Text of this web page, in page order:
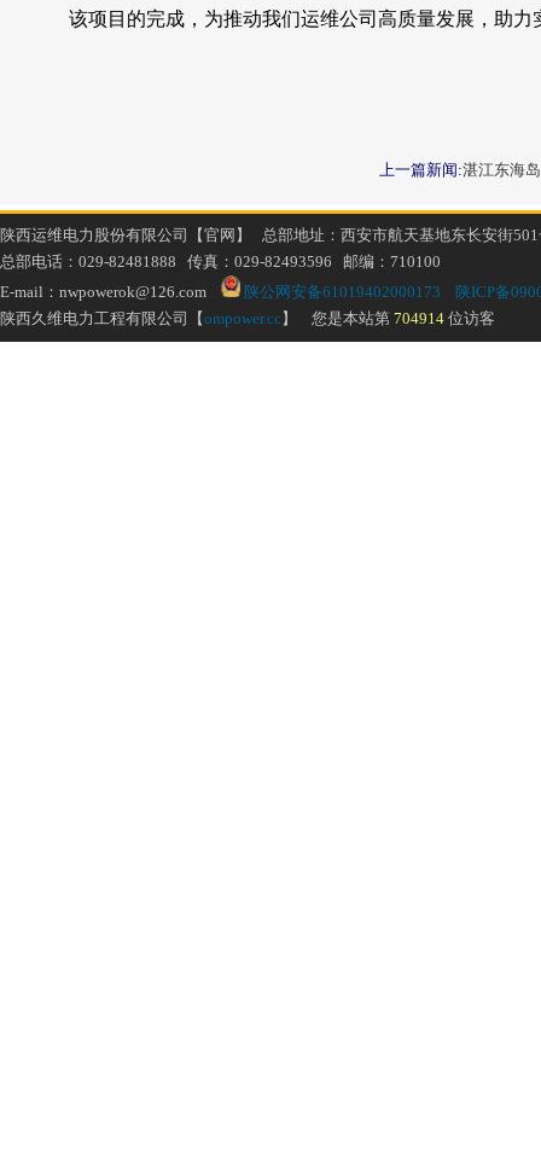
该项目的完成，为推动我们运维公司高质量发展，助力
上一篇新闻:湛江东海
陕西运维电力股份有限公司【官网】 总部地址：西安市航天基地东长安街
总部电话：029-82481888 传真：029-82493596 邮编：710100
E-mail：nwpowerok@126.com
陕公网安备61019402000173
陕ICP备
陕西久维电力工程有限公司【ompower.cc 】 您是本站第 704914 位访客